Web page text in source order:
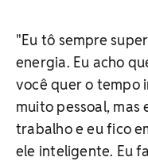
"Eu tô sempre
energia. Eu acho
você quer o tempo
muito pessoal,
trabalho e eu fico
ele inteligente. Eu